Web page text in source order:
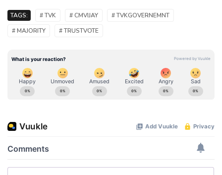
TAGS: # TVK # CMVIJAY
# TVKGOVERNEMNT
# MAJORITY
# TRUSTVOTE